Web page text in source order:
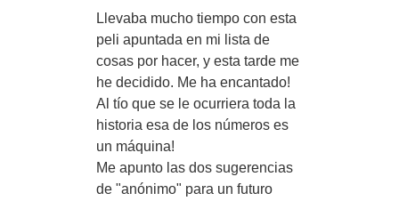
Llevaba mucho tiempo con esta
peli apuntada en mi lista de
cosas por hacer, y esta tarde me
he decidido. Me ha encantado!
Al tío que se le ocurriera toda la
historia esa de los números es
un máquina!
Me apunto las dos sugerencias
de "anónimo" para un futuro